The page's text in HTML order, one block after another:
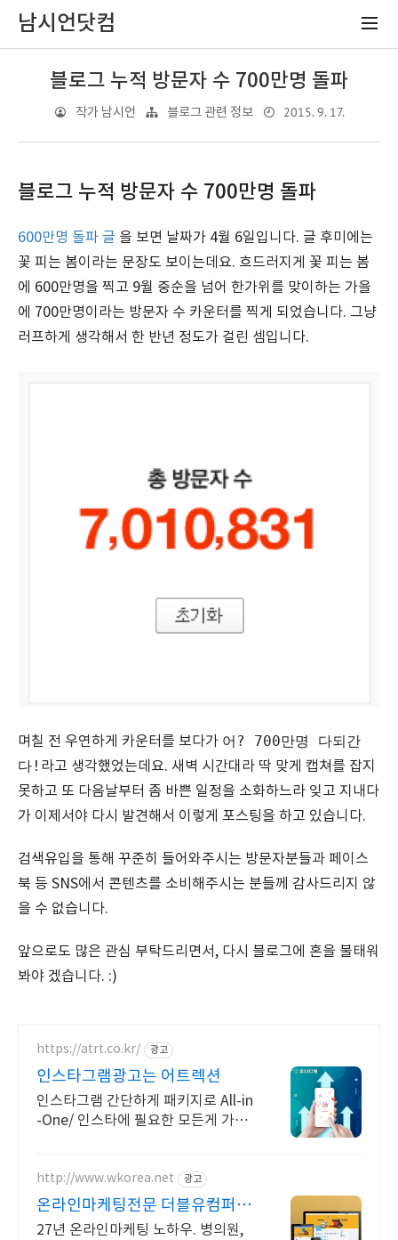
남시언닷컴
블로그 누적 방문자 수 700만명 돌파
작가 남시언 블로그 관련 정보 2015. 9. 17.
블로그 누적 방문자 수 700만명 돌파
600만명 돌파 글 을 보면 날짜가 4월 6일입니다. 글 후미에는
꽃 피는 봄이라는 문장도 보이는데요. 흐드러지게 꽃 피는 봄
에 600만명을 찍고 9월 중순을 넘어 한가위를 맞이하는 가을
에 700만명이라는 방문자 수 카운터를 찍게 되었습니다. 그냥
러프하게 생각해서 한 반년 정도가 걸린 셈입니다.
며칠 전 우연하게 카운터를 보다가 어? 700만명 다되간
다! 라고 생각했었는데요. 새벽 시간대라 딱 맞게 캡쳐를 잡지
못하고 또 다음날부터 좀 바쁜 일정을 소화하느라 잊고 지내다
가 이제서야 다시 발견해서 이렇게 포스팅을 하고 있습니다.
검색유입을 통해 꾸준히 들어와주시는 방문자분들과 페이스
북 등 SNS에서 콘텐츠를 소비해주시는 분들께 감사드리지 않
을 수 없습니다.
앞으로도 많은 관심 부탁드리면서, 다시 블로그에 혼을 불태워
봐야 겠습니다. :)
https://atrt.co.kr/ 광고
인스타그램광고는 어트렉션
인스타그램 간단하게 패키지로 All-in
-One/ 인스타에 필요한 모든게 가능
http://www.wkorea.net 광고
온라인마케팅전문 더블유컴퍼니
27년 노하우
27년 온라인마케팅 노하우. 병의원,